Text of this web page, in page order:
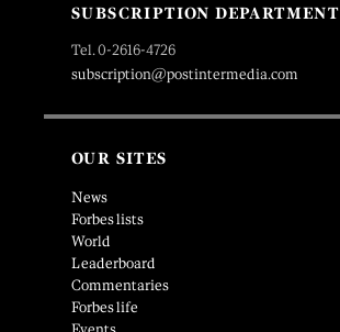
SUBSCRIPTION DEPARTMENT
Tel. 0-2616-4726
subscription@postintermedia.com
OUR SITES
News
Forbes lists
World
Leaderboard
Commentaries
Forbes life